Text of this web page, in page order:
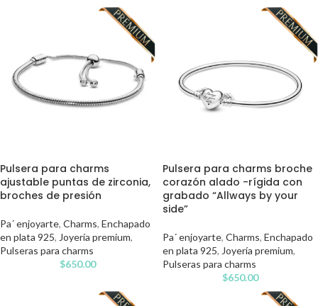
Pulsera para charms
ajustable puntas de zirconia,
broches de presión
Pa´ enjoyarte, Charms, Enchapado
en plata 925, Joyería premium,
Pulseras para charms
$650.00
Pulsera para charms broche
corazón alado -rígida con
grabado “Allways by your
side”
Pa´ enjoyarte, Charms, Enchapado
en plata 925, Joyería premium,
Pulseras para charms
$650.00